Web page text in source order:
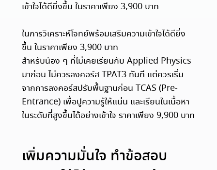
เข้าใจได้ดียิ่งขึ้น ในราคาเพียง 3,900 บาท
ในการวิเคราะห์โจทย์พร้อมเสริมความเข้าใจได้ดียิ่ง
ขึ้น ในราคาเพียง 3,900 บาท
สำหรับน้อง ๆ ที่ไม่เคยเรียนกับ Applied Physics
มาก่อน ไม่ควรลงคอร์ส TPAT3 ทันที แต่ควรเริ่ม
จากการลงคอร์สปรับพื้นฐานก่อน TCAS (Pre-
Entrance) เพื่อปูความรู้ให้แน่น และเรียนในเนื้อหา
ในระดับที่สูงขึ้นได้อย่างเข้าใจ ราคาเพียง 9,900 บาท
เพิ่มความมั่นใจ ทำข้อสอบ